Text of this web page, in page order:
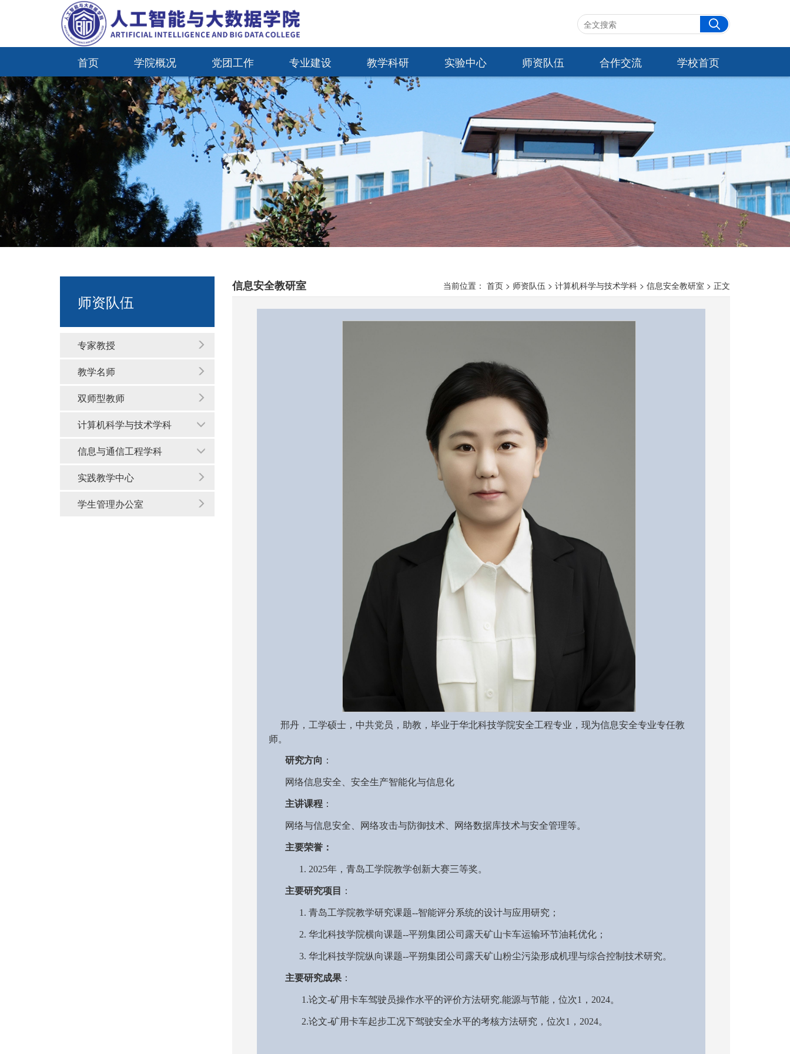
首页 学院概况 党团工作 专业建设 教学科研 实验中心 师资队伍 合作交流 学校首页
师资队伍
专家教授
教学名师
双师型教师
计算机科学与技术学科
信息与通信工程学科
实践教学中心
学生管理办公室
信息安全教研室 当前位置： 首页 > 师资队伍 > 计算机科学与技术学科 > 信息安全教研室 > 正文
邢丹，工学硕士，中共党员，助教，毕业于华北科技学院安全工程专业，现为信息安全专业专任教
师。
研究方向 ：
网络信息安全、安全生产智能化与信息化
主讲课程：
网络与信息安全、网络攻击与防御技术、网络数据库技术与安全管理等。
主要荣誉：
1. 2025年，青岛工学院教学创新大赛三等奖。
主要研究项目 ：
1. 青岛工学院教学研究课题--智能评分系统的设计与应用研究；
2. 华北科技学院横向课题--平朔集团公司露天矿山卡车运输环节油耗优化；
3. 华北科技学院纵向课题--平朔集团公司露天矿山粉尘污染形成机理与综合控制技术研究。
主要研究成果：
1.论文-矿用卡车驾驶员操作水平的评价方法研究.能源与节能，位次1 ， 2024。
2.论文-矿用卡车起步工况下驾驶安全水平的考核方法研究，位次1 ， 2024。